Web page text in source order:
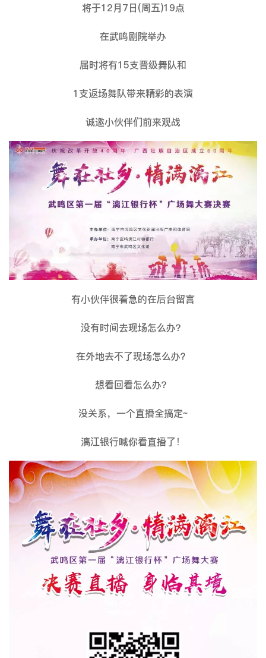
将于12月7日(周五)19点
在武鸣剧院举办
届时将有15支晋级舞队和
1支返场舞队带来精彩的表演
诚邀小伙伴们前来观战
有小伙伴很着急的在后台留言
没有时间去现场怎么办？
在外地去不了现场怎么办？
想看回看怎么办？
没关系，一个直播全搞定~
漓江银行喊你看直播了！